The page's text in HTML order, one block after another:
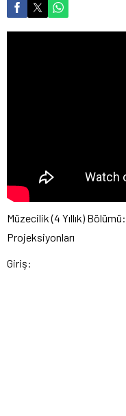
Müzecilik (4 Yıllık)
Projeksiyonları
Giriş: